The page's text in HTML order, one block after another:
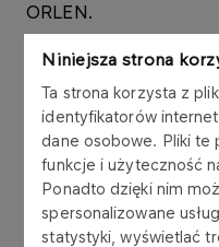
Niniejsza strona
Ta strona korzysta z
identyfikatorów
dane osobowe. Pliki te
funkcje i użyteczność
Ponadto dzięki nim
spersonalizowane
statystyki, wyświetlać
ORLEN.
ORLEN Transport
odpowiadać będzie
pięciu kluczowych
przy zwiększonym
floty. Z kolei Nijman/
dostaw w czterech
dystrybucyjnych.